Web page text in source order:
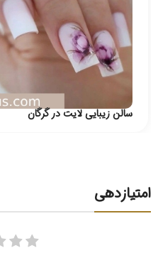
سالن زیبایی لایت در گرگان
امتیازدهی